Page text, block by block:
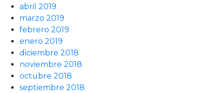
abril 2019
marzo 2019
febrero 2019
enero 2019
diciembre 2018
noviembre 2018
octubre 2018
septiembre 2018